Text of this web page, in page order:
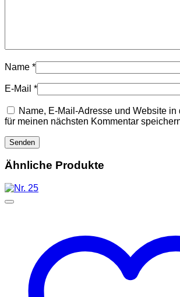
Name *
E-Mail *
Name, E-Mail-Adresse und Website in
für meinen nächsten Kommentar
Ähnliche Produkte